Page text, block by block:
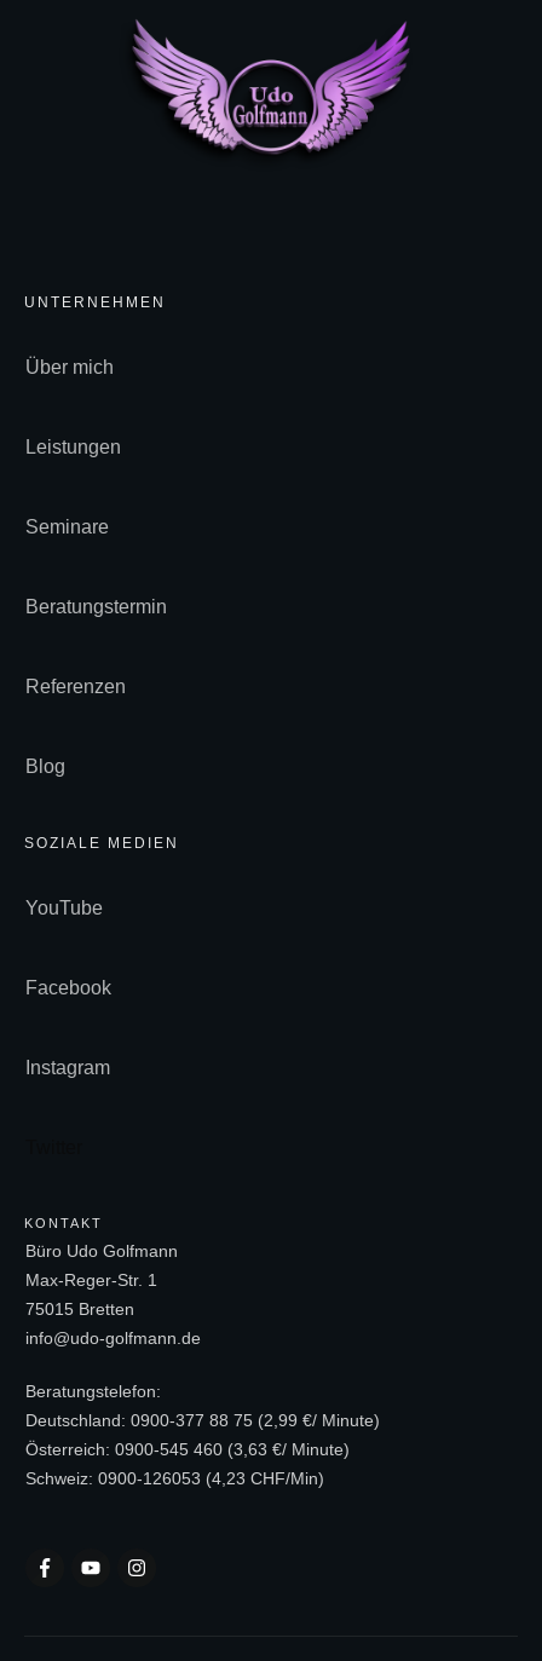
UNTERNEHMEN
Über mich
Leistungen
Seminare
Beratungstermin
Referenzen
Blog
SOZIALE MEDIEN
YouTube
Facebook
Instagram
KONTAKT
Büro Udo Golfmann
Max-Reger-Str. 1
75015 Bretten
info@udo-golfmann.de
Beratungstelefon:
Deutschland: 0900-377 88 75 (2,99 €/ Minute)
Österreich: 0900-545 460 (3,63 €/ Minute)
Schweiz: 0900-126053 (4,23 CHF/Min)